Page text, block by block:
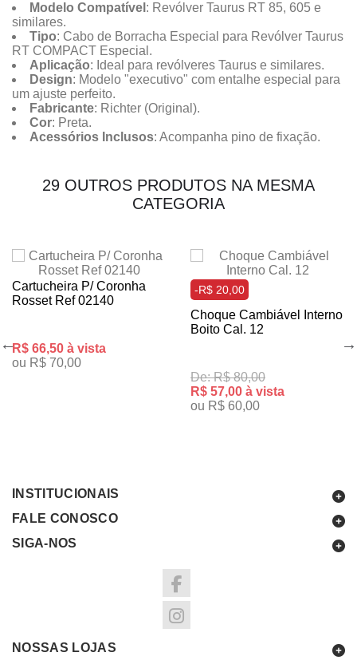
Modelo Compatível : Revólver Taurus RT 85, 605 e
similares.
Tipo: Cabo de Borracha Especial para Revólver Taurus
RT COMPACT Especial.
Aplicação: Ideal para revólveres Taurus e similares.
Design: Modelo "executivo" com entalhe especial para
um ajuste perfeito.
Fabricante: Richter (Original).
Cor: Preta.
Acessórios Inclusos: Acompanha pino de fixação.
29 OUTROS PRODUTOS NA MESMA
CATEGORIA
Cartucheira P/ Coronha
Rosset Ref 02140
R$ 66,50 à vista
ou R$ 70,00
-R$ 20,00
Choque Cambiável Interno
Boito Cal. 12
De: R$ 80,00
R$ 57,00 à vista
ou R$ 60,00
INSTITUCIONAIS
FALE CONOSCO
SIGA-NOS
NOSSAS LOJAS